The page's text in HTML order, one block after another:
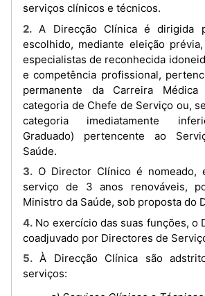
serviços clínicos e técnicos.
2. A Direcção Clínica é dirigida por um Director
escolhido, mediante eleição
especialistas de reconhecida
e competência profissional,
permanente da Carreira Médica
categoria de Chefe de Serviço ou,
categoria imediatamente
Graduado) pertencente ao
Saúde.
3. O Director Clínico é nomeado, em comissão de
serviço de 3 anos renováveis,
Ministro da Saúde, sob proposta do
4. No exercício das suas funções, o Director Clínico é
coadjuvado por Directores de
5. À Direcção Clínica são adstritos os seguintes
serviços: